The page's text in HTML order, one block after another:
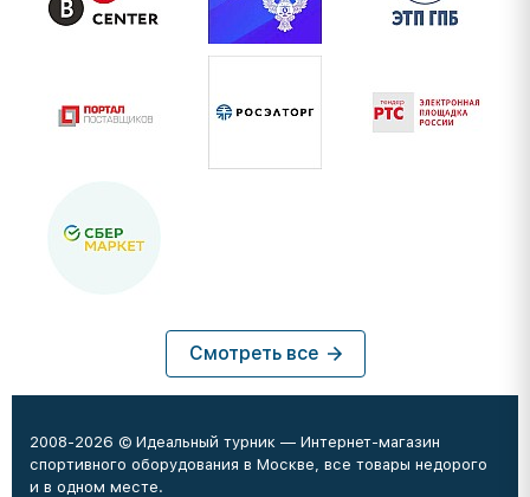
Смотреть все
2008-2026 © Идеальный турник — Интернет-магазин
спортивного оборудования в Москве, все товары недорого
и в одном месте.